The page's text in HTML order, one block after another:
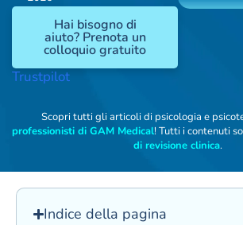
Hai bisogno di
aiuto? Prenota un
colloquio gratuito
Trustpilot
Scopri tutti gli articoli di psicologia e
professionisti di GAM Medical! Tutti i contenuti
di revisione clinica.
Indice della pagina